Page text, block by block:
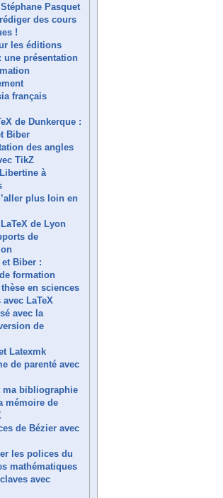
Pasquet
des cours
!
les éditions
une présentation
français
de Dunkerque :
Biber
des angles
TikZ
à
plus loin en
de Lyon
de
et Biber :
formation
en sciences
LaTeX
avec la
de
Latexmk
de parenté avec
ma bibliographie
mémoire de
de Bézier avec
les polices du
mathématiques
avec